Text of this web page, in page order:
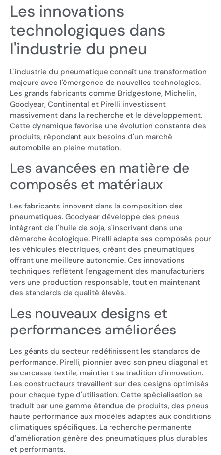
Les innovations
technologiques dans
l'industrie du pneu
L'industrie du pneumatique connaît une transformation
majeure avec l'émergence de nouvelles technologies.
Les grands fabricants comme Bridgestone, Michelin,
Goodyear, Continental et Pirelli investissent
massivement dans la recherche et le développement.
Cette dynamique favorise une évolution constante des
produits, répondant aux besoins d'un marché
automobile en pleine mutation.
Les avancées en matière de
composés et matériaux
Les fabricants innovent dans la composition des
pneumatiques. Goodyear développe des pneus
intégrant de l'huile de soja, s'inscrivant dans une
démarche écologique. Pirelli adapte ses composés pour
les véhicules électriques, créant des pneumatiques
offrant une meilleure autonomie. Ces innovations
techniques reflètent l'engagement des manufacturiers
vers une production responsable, tout en maintenant
des standards de qualité élevés.
Les nouveaux designs et
performances améliorées
Les géants du secteur redéfinissent les standards de
performance. Pirelli, pionnier avec son pneu diagonal et
sa carcasse textile, maintient sa tradition d'innovation.
Les constructeurs travaillent sur des designs optimisés
pour chaque type d'utilisation. Cette spécialisation se
traduit par une gamme étendue de produits, des pneus
haute performance aux modèles adaptés aux conditions
climatiques spécifiques. La recherche permanente
d'amélioration génère des pneumatiques plus durables
et performants.